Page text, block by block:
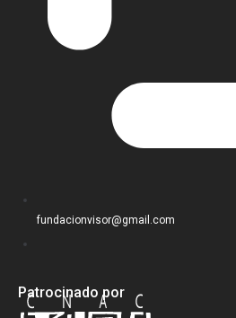
fundacionvisor@gmail.com
Patrocinado por